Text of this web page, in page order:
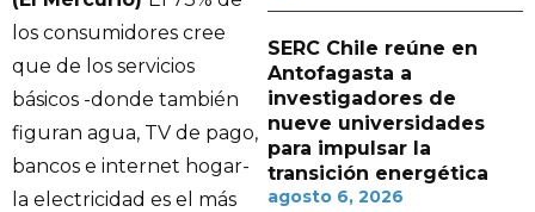
los consumidores cree
que de los servicios
básicos -donde también
figuran agua, TV de pago,
bancos e internet hogar-
la electricidad es el más
SERC Chile reúne en
Antofagasta a
investigadores de
nueve universidades
para impulsar la
transición energética
agosto 6, 2026